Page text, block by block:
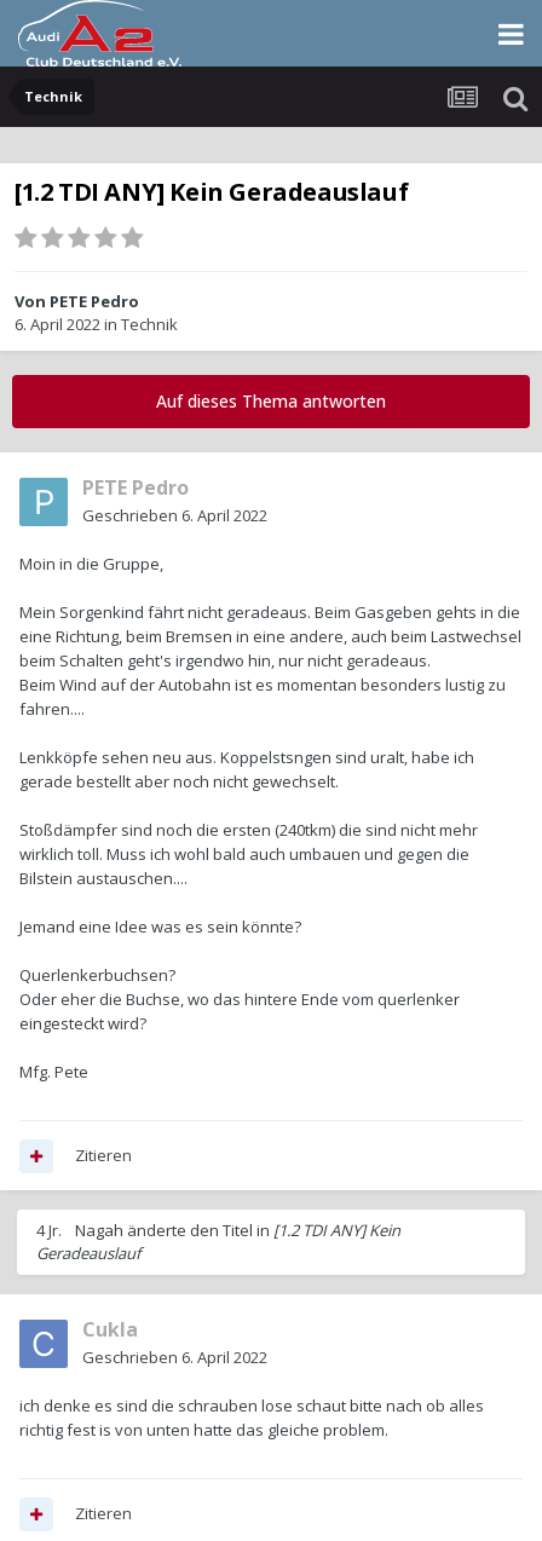
Technik
[1.2 TDI ANY] Kein Geradeauslauf
Von PETE Pedro
6. April 2022in Technik
Auf dieses Thema antworten
PETE Pedro
Geschrieben 6. April 2022
Moin in die Gruppe,
Mein Sorgenkind fährt nicht geradeaus. Beim Gasgeben gehts in die
eine Richtung, beim Bremsen in eine andere, auch beim Lastwechsel
beim Schalten geht's irgendwo hin, nur nicht geradeaus.
Beim Wind auf der Autobahn ist es momentan besonders lustig zu
fahren....
Lenkköpfe sehen neu aus. Koppelstsngen sind uralt, habe ich
gerade bestellt aber noch nicht gewechselt.
Stoßdämpfer sind noch die ersten (240tkm) die sind nicht mehr
wirklich toll. Muss ich wohl bald auch umbauen und gegen die
Bilstein austauschen....
Jemand eine Idee was es sein könnte?
Querlenkerbuchsen?
Oder eher die Buchse, wo das hintere Ende vom querlenker
eingesteckt wird?
Mfg. Pete
Zitieren
4 Jr. Nagah änderte den Titel in [1.2 TDI ANY] Kein
Geradeauslauf
Cukla
Geschrieben 6. April 2022
ich denke es sind die schrauben lose schaut bitte nach ob alles
richtig fest is von unten hatte das gleiche problem.
Zitieren